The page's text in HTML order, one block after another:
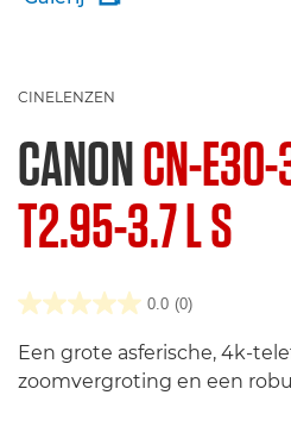
CINELENZEN
CANONCN-
T2.95-3.7 L S
0.0 (0)
Een grote asferische, 4k-
zoomvergroting en een